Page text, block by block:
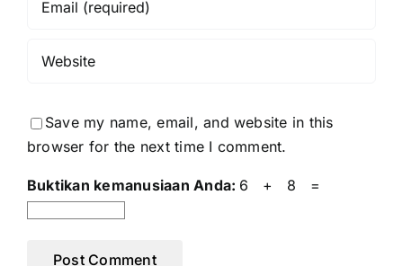
Save my name, email, and website in this
browser for the next time I comment.
Buktikan kemanusiaan Anda: 6 + 8 =